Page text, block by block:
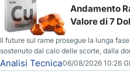
Andamento
Valore di 7
Il future sul rame prosegue la lunga
sostenuto dal calo delle scorte, dalla
energetiche, e dai timori di deficit
Analisi Tecnica06/08/2026 10:26